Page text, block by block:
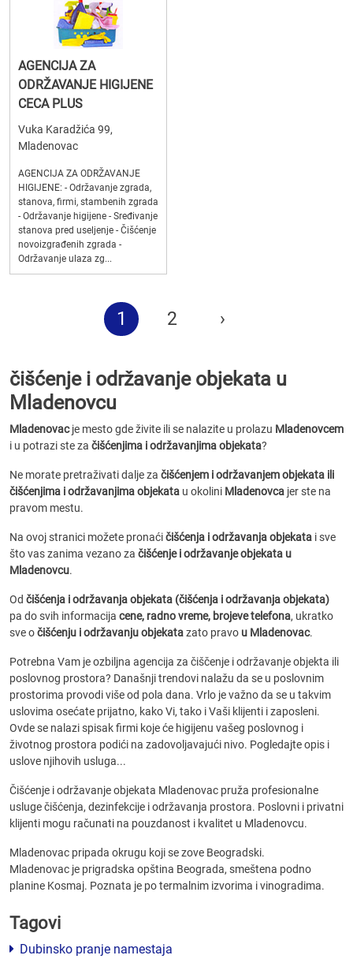
AGENCIJA ZA
ODRŽAVANJE HIGIJENE
CECA PLUS
Vuka Karadžića 99,
Mladenovac
AGENCIJA ZA ODRŽAVANJE
HIGIJENE: - Održavanje zgrada,
stanova, firmi, stambenih zgrada
- Održavanje higijene - Sređivanje
stanova pred useljenje - Čišćenje
novoizgrađenih zgrada -
Održavanje ulaza zg...
1 2 ›
čišćenje i održavanje objekata u
Mladenovcu
Mladenovacje mesto gde živite ili se nalazite u prolazu Mladenovcem
i u potrazi ste za čišćenjima i održavanjima objekata?
Ne morate pretraživati dalje za čišćenjem i održavanjem objekata ili
čišćenjima i održavanjima objekata u okolini Mladenovca jer ste na
pravom mestu.
Na ovoj stranici možete pronaćičišćenja i održavanja objekata i sve
što vas zanima vezano za čišćenje i održavanje objekata u
Mladenovcu.
Od čišćenja i održavanja objekata (čišćenja i održavanja objekata)
pa do svih informacija cene, radno vreme, brojeve telefona, ukratko
sve očišćenju i održavanju objekatazato pravo u Mladenovac.
Potrebna Vam je ozbiljna agencija za čiščenje i održavanje objekta ili
poslovnog prostora? Današnji trendovi nalažu da se u poslovnim
prostorima provodi više od pola dana. Vrlo je važno da se u takvim
uslovima osećate prijatno, kako Vi, tako i Vaši klijenti i zaposleni.
Ovde se nalazi spisak firmi koje će higijenu vašeg poslovnog i
životnog prostora podići na zadovoljavajući nivo. Pogledajte opis i
uslove njihovih usluga...
Čišćenje i održavanje objekata Mladenovac pruža profesionalne
usluge čišćenja, dezinfekcije i održavanja prostora. Poslovni i privatni
klijenti mogu računati na pouzdanost i kvalitet u Mladenovcu.
Mladenovac pripada okrugu koji se zove Beogradski.
Mladenovac je prigradska opština Beograda, smeštena podno
planine Kosmaj. Poznata je po termalnim izvorima i vinogradima.
Tagovi
Dubinsko pranje namestaja